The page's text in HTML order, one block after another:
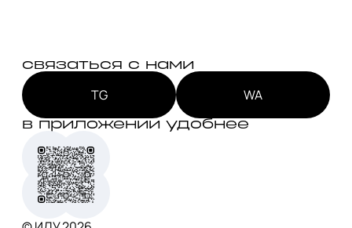
связаться с нами
TG WA
в приложении удобнее